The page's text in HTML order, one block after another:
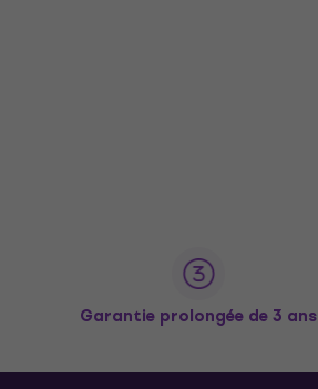
Garantie prolongée de 3 ans